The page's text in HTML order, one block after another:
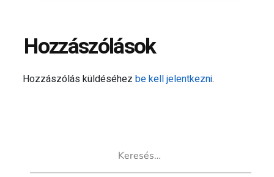
Hozzászólások
Hozzászólás küldéséhezbe kell jelentkezni.